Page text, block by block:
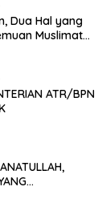
Dua Hal yang
Muslimat
ATR/BPN